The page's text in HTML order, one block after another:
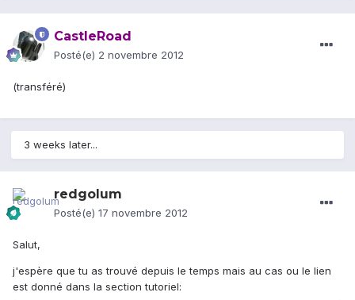
CastleRoad
Posté(e) 2 novembre 2012
(transféré)
3 weeks later...
redgolum
Posté(e) 17 novembre 2012
Salut,
j'espère que tu as trouvé depuis le temps mais au cas ou le lien
est donné dans la section tutoriel: